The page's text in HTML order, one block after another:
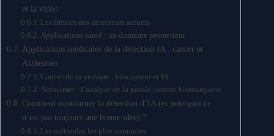
et la vidéo
Les limites des détecteurs actuels
Applications santé : un domaine prometteur
Applications médicales de la détection IA : cancer et
Alzheimer
Cancer de la prostate : biocapteur et IA
Alzheimer : l’analyse de la parole comme biomarqueur
Comment contourner la détection d’IA (et pourquoi ce
n’est pas toujours une bonne idée) ?
Les méthodes les plus courantes